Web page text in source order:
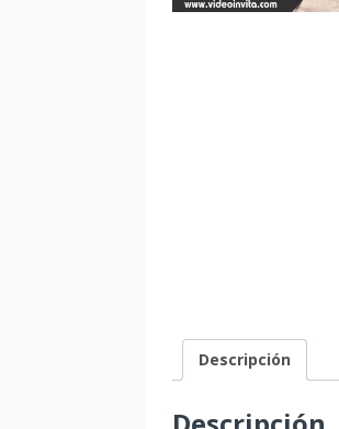
Descripción